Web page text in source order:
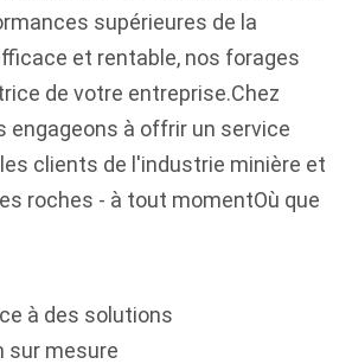
supérieures de la
et rentable, nos forages
de votre entreprise.Chez
engageons à offrir un service
clients de l'industrie minière et
roches - à tout momentOù que
à des solutions
sur mesure